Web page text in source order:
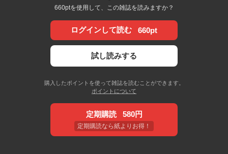
660ptを使用して、この雑誌を読みますか？
ログインして読む 660pt
試し読みする
購入したポイントを使って雑誌を読むことができます。
ポイントについて
定期購読 580円
定期購読なら紙よりお得！